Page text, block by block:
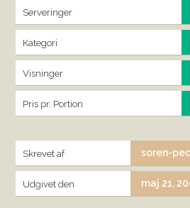
Serveringer
Kategori
Visninger
Pris pr. Portion
Skrevet af soren-
Udgivet den maj 21,